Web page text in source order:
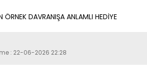
ÖRNEK DAVRANIŞA ANLAMLI HEDİYE
: 22-06-2026 22:28